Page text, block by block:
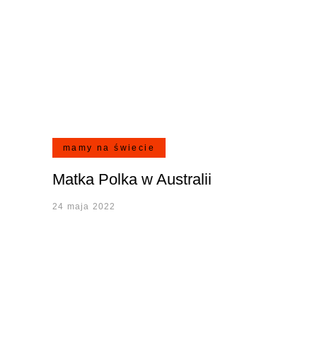
mamy na świecie
Matka Polka w Australii
24 maja 2022